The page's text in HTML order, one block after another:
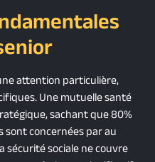
attention particulière,
Une mutuelle santé
sachant que 80%
sont concernées par au
sécurité sociale ne couvre